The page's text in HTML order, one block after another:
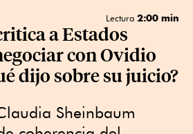
Lectura 2:00 min
a Estados
con Ovidio
dijo sobre su juicio?
Sheinbaum